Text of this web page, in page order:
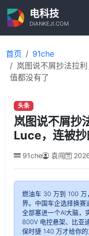
电科技
DIANKEJI.COM
首页
91che
岚图说不屑抄法拉
值都没有了
头条
岚图说不屑抄
Luce，连被
91che 袁闯
燃油车 30 万到 100 万
界。中国车企选择换赛
全部塞进一个AI大脑，
800V 电控悬架、比亚
保时捷 140 万才给你